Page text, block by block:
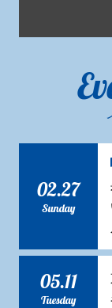
02.27
Sunday
05.11
Tuesday